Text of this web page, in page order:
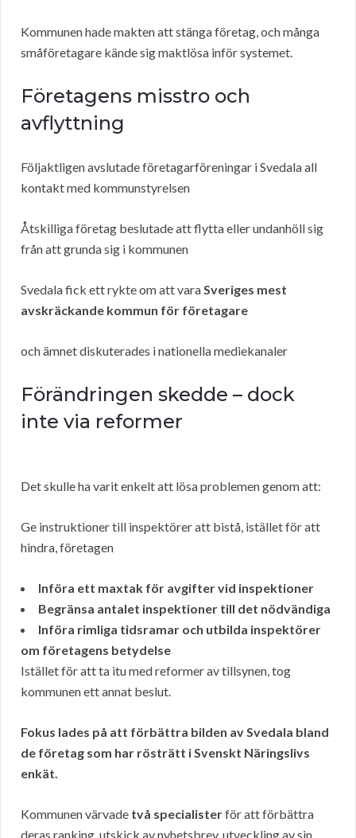
Kommunen hade makten att stänga företag, och många
småföretagare kände sig maktlösa inför systemet.
Företagens misstro och
avflyttning
Följaktligen avslutade företagarföreningar i Svedala all
kontakt med kommunstyrelsen
Åtskilliga företag beslutade att flytta eller undanhöll sig
från att grunda sig i kommunen
Svedala fick ett rykte om att varaSveriges mest
avskräckande kommun för företagare
och ämnet diskuterades i nationella mediekanaler
Förändringen skedde – dock
inte via reformer
Det skulle ha varit enkelt att lösa problemen genom att:
Ge instruktioner till inspektörer att bistå, istället för att
hindra, företagen
Införa ett maxtak för avgifter vid inspektioner
Begränsa antalet inspektioner till det nödvändiga
Införa rimliga tidsramar och utbilda inspektörer
om företagens betydelse
Istället för att ta itu med reformer av tillsynen, tog
kommunen ett annat beslut.
Fokus lades på att förbättra bilden av Svedala bland
de företag som har rösträtt i Svenskt Näringslivs
enkät.
Kommunen värvade två specialisterför att förbättra
deras ranking, utskick av nyhetsbrev, utveckling av sin